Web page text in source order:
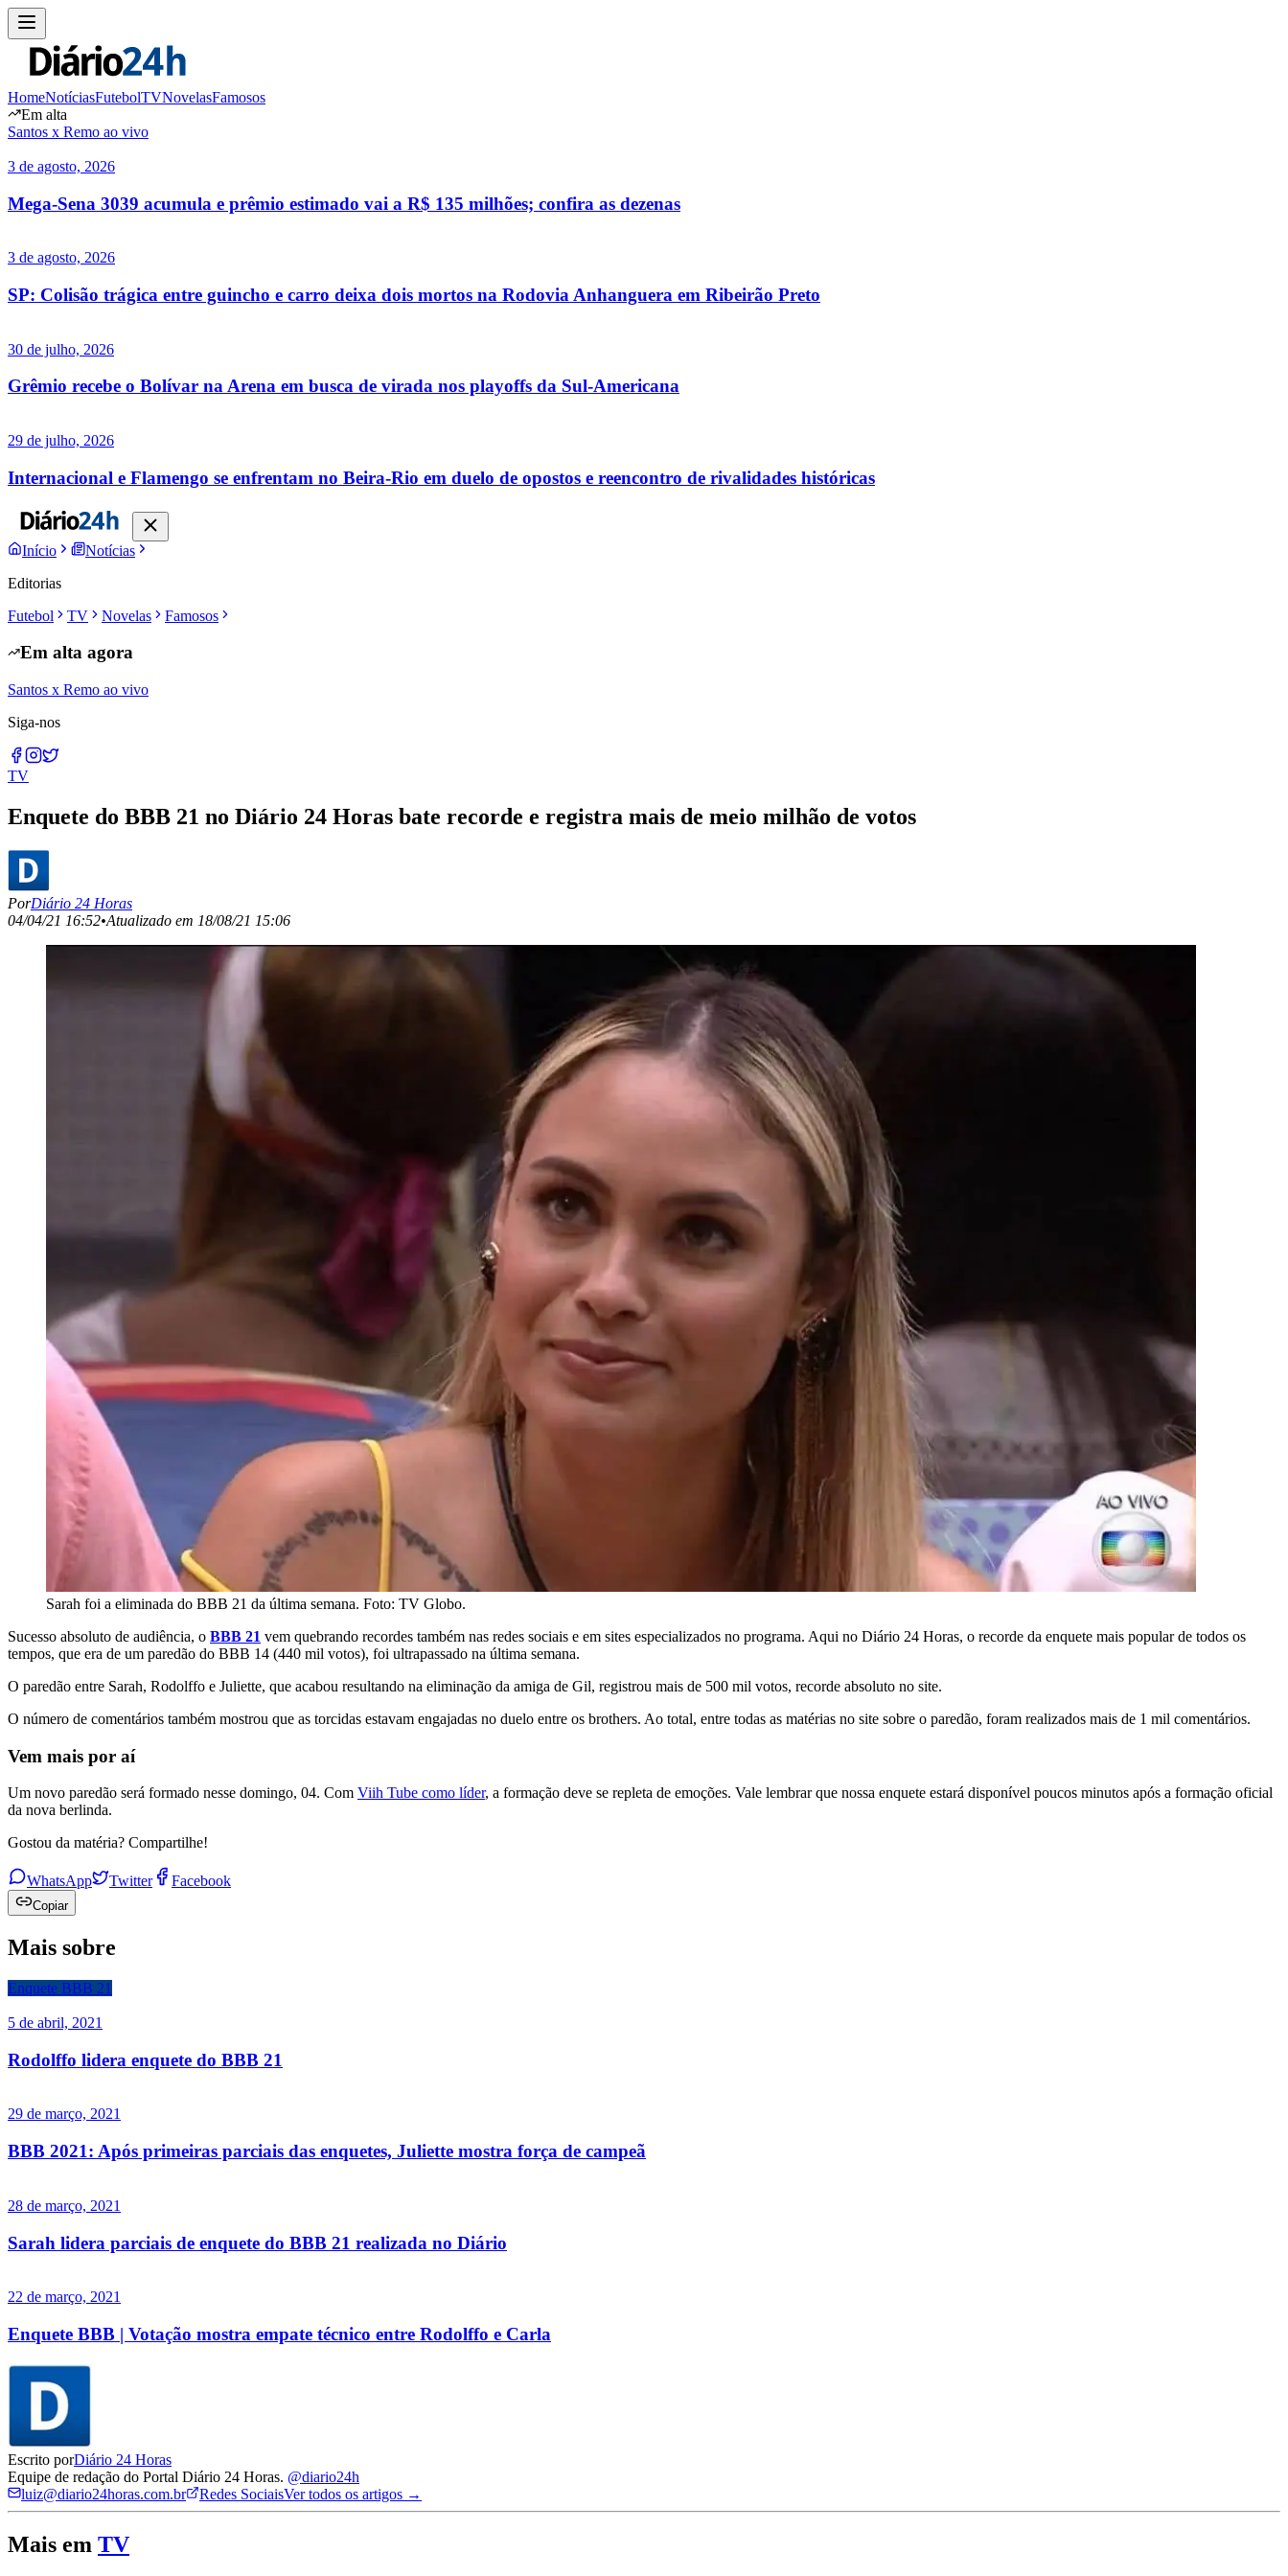
HomeNotíciasFutebolTVNovelasFamosos
Em alta
Santos x Remo ao vivo
3 de agosto, 2026
Mega-Sena 3039 acumula e prêmio estimado vai a R$ 135 milhões; confira as dezenas
3 de agosto, 2026
SP: Colisão trágica entre guincho e carro deixa dois mortos na Rodovia Anhanguera em Ribeirão Preto
30 de julho, 2026
Grêmio recebe o Bolívar na Arena em busca de virada nos playoffs da Sul-Americana
29 de julho, 2026
Internacional e Flamengo se enfrentam no Beira-Rio em duelo de opostos e reencontro de rivalidades históricas
Início
Notícias
Editorias
Futebol
TV Novelas Famosos
Em alta agora
Santos x Remo ao vivo
Siga-nos
TV
Enquete do BBB 21 no Diário 24 Horas bate recorde e registra mais de meio milhão de votos
PorDiário 24 Horas
04/04/21 16:52•Atualizado em 18/08/21 15:06
Sarah foi a eliminada do BBB 21 da última semana. Foto: TV Globo.
Sucesso absoluto de audiência, o BBB 21 vem quebrando recordes também nas redes sociais e em sites especializados no programa. Aqui no Diário 24 Horas, o recorde da enquete mais popular de todos os
tempos, que era de um paredão do BBB 14 (440 mil votos), foi ultrapassado na última semana.
O paredão entre Sarah, Rodolffo e Juliette, que acabou resultando na eliminação da amiga de Gil, registrou mais de 500 mil votos, recorde absoluto no site.
O número de comentários também mostrou que as torcidas estavam engajadas no duelo entre os brothers. Ao total, entre todas as matérias no site sobre o paredão, foram realizados mais de 1 mil comentários.
Vem mais por aí
Um novo paredão será formado nesse domingo, 04. Com Viih Tube como líder, a formação deve se repleta de emoções. Vale lembrar que nossa enquete estará disponível poucos minutos após a formação oficial
da nova berlinda.
Gostou da matéria? Compartilhe!
WhatsApp Twitter Facebook
Copiar
Mais sobre
Enquete BBB 21
5 de abril, 2021
Rodolffo lidera enquete do BBB 21
29 de março, 2021
BBB 2021: Após primeiras parciais das enquetes, Juliette mostra força de campeã
28 de março, 2021
Sarah lidera parciais de enquete do BBB 21 realizada no Diário
22 de março, 2021
Enquete BBB | Votação mostra empate técnico entre Rodolffo e Carla
Escrito porDiário 24 Horas
Equipe de redação do Portal Diário 24 Horas. @diario24h
luiz@diario24horas.com.br
Redes SociaisVer todos os artigos →
Mais em TV